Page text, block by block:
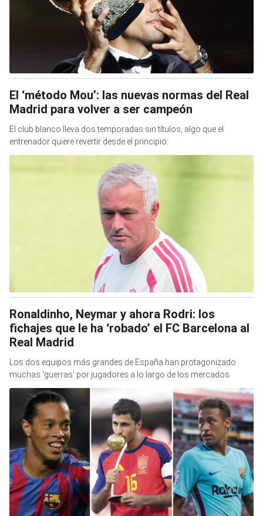
El ‘método Mou’: las nuevas normas del Real
Madrid para volver a ser campeón
El club blanco lleva dos temporadas sin títulos, algo que el
entrenador quiere revertir desde el principio
Ronaldinho, Neymar y ahora Rodri: los
fichajes que le ha ‘robado’ el FC Barcelona al
Real Madrid
Los dos equipos más grandes de España han protagonizado
muchas ‘guerras’ por jugadores a lo largo de los mercados